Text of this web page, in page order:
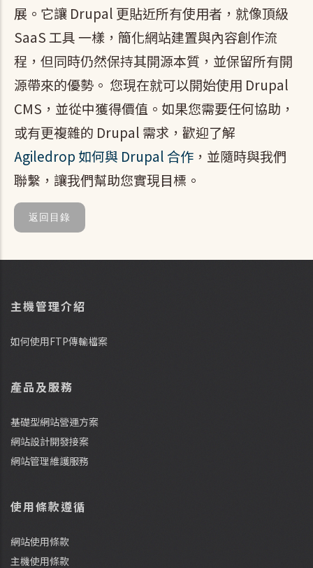
展。它讓 Drupal 更貼近所有使用者，就像頂級
SaaS 工具 一樣，簡化網站建置與內容創作流
程，但同時仍然保持其開源本質，並保留所有開
源帶來的優勢。 您現在就可以開始使用 Drupal
CMS，並從中獲得價值。如果您需要任何協助，
或有更複雜的 Drupal 需求，歡迎了解
Agiledrop 如何與 Drupal 合作 ，並隨時與我們
聯繫，讓我們幫助您實現目標。
返回目錄
主機管理介紹
如何使用FTP傳輸檔案
產品及服務
基礎型網站營運方案
網站設計開發接案
網站管理維護服務
使用條款遵循
網站使用條款
主機使用條款